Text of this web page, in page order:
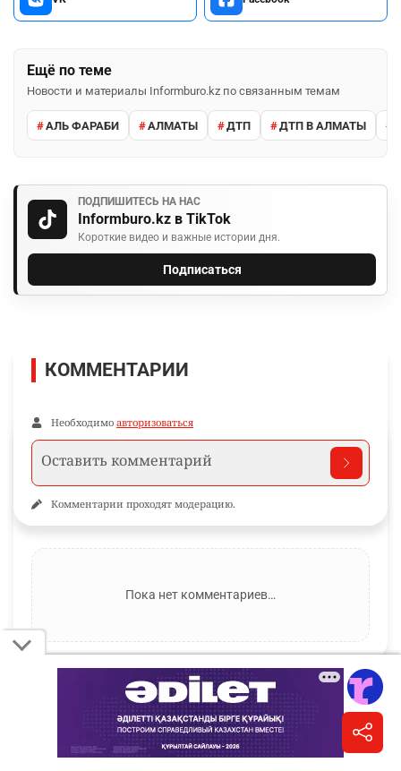
Ещё по теме
Новости и материалы Informburo.kz по связанным темам
АЛЬ ФАРАБИ АЛМАТЫ ДТП ДТП В АЛМАТЫ
ПОДПИШИТЕСЬ НА НАС
Informburo.kz в TikTok
Короткие видео и важные истории дня.
Подписаться
КОММЕНТАРИИ
Необходимо авторизоваться
Комментарии проходят модерацию.
Пока нет комментариев…